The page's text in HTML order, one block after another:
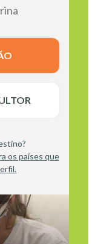
os países que